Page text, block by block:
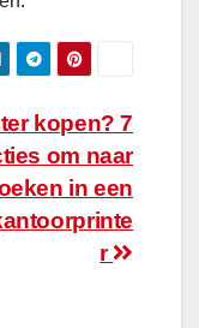
kopen? 7
om naar
in een
r